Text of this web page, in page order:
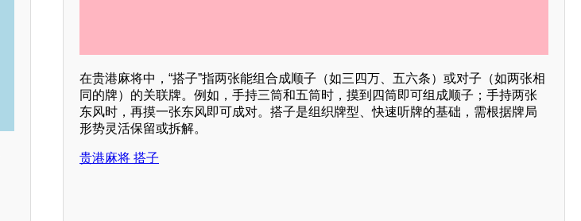
在贵港麻将中，“搭子”指两张能组合成顺子（如三四万、五六条）或对子（如两张相
同的牌）的关联牌。例如，手持三筒和五筒时，摸到四筒即可组成顺子；手持两张
东风时，再摸一张东风即可成对。搭子是组织牌型、快速听牌的基础，需根据牌局
形势灵活保留或拆解。
贵港麻将 搭子